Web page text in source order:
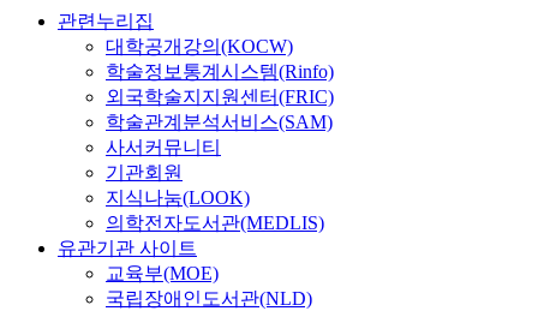
관련누리집
대학공개강의(KOCW)
학술정보통계시스템(Rinfo)
외국학술지지원센터(FRIC)
학술관계분석서비스(SAM)
사서커뮤니티
기관회원
지식나눔(LOOK)
의학전자도서관(MEDLIS)
유관기관 사이트
교육부(MOE)
국립장애인도서관(NLD)